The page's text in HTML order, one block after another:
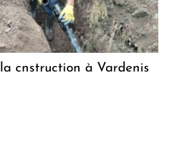
cnstruction à Vardenis